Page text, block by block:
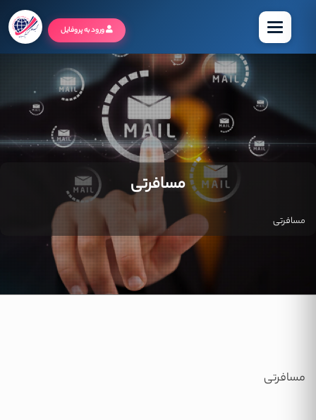
منو ورود به پروفایل
مسافرتی
مسافرتی
مسافرتی